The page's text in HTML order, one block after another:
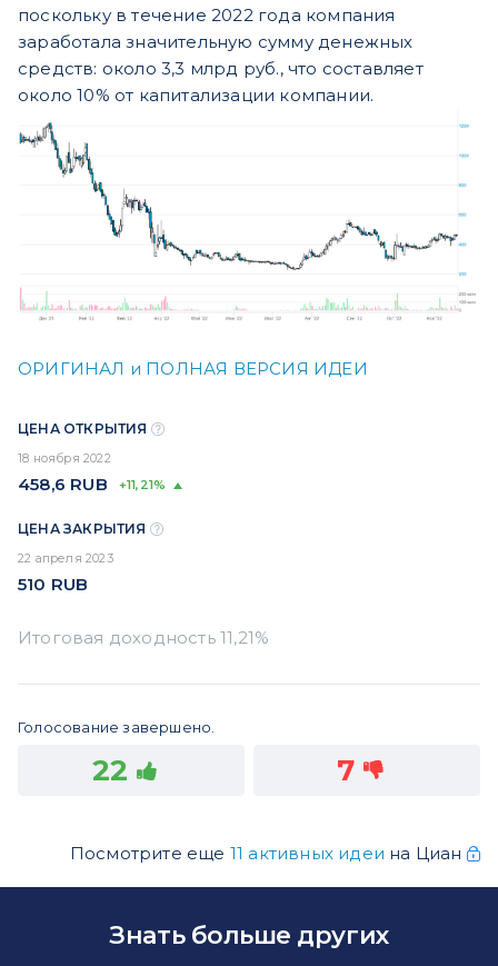
поскольку в течение 2022 года компания
заработала значительную сумму денежных
средств: около 3,3 млрд руб., что составляет
около 10% от капитализации компании.
ОРИГИНАЛ и ПОЛНАЯ ВЕРСИЯ ИДЕИ
ЦЕНА ОТКРЫТИЯ
18 ноября 2022
458,6 RUB +11,21%
ЦЕНА ЗАКРЫТИЯ
22 апреля 2023
510 RUB
Голосование завершено.
22 7
Посмотрите еще 11 активных идеи на Циан
Знать больше других